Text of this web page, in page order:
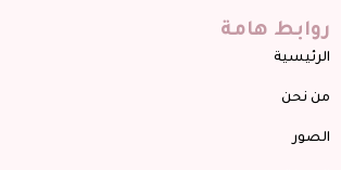
هامة
نحن